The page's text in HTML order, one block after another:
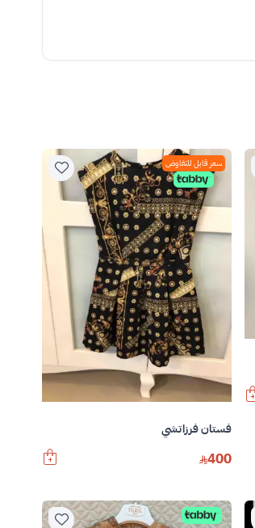
سعر قابل للتفاوض
فستان فرزاتشي
400